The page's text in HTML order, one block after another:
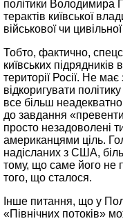
політики Володимира
терактів київської
військової чи
Тобто, фактично,
київських
території Росії. Не
відкоригувати
все більш
до завдання
просто незадоволені
американцями ціль.
надісланих з США,
тому, що саме його не
того, що сталося.
Інше питання, що у
«Північних потоків»